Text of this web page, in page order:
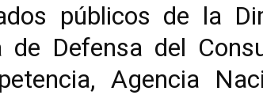
públicos de la
de Defensa del
Agencia